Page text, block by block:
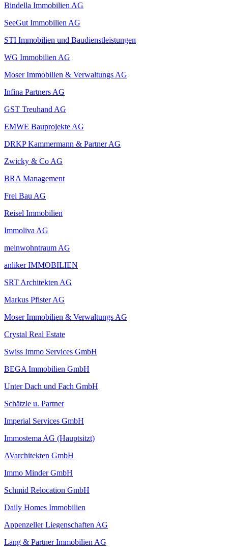
Bindella Immobilien AG
SeeGut Immobilien AG
STI Immobilien und Baudienstleistungen
WG Immobilien AG
Moser Immobilien & Verwaltungs AG
Infina Partners AG
GST Treuhand AG
EMWE Bauprojekte AG
DRKP Kammermann & Partner AG
Zwicky & Co AG
BRA Management
Frei Bau AG
Reisel Immobilien
Immoliva AG
meinwohntraum AG
anliker IMMOBILIEN
SRT Architekten AG
Markus Pfister AG
Moser Immobilien & Verwaltungs AG
Crystal Real Estate
Swiss Immo Services GmbH
BEGA Immobilien GmbH
Unter Dach und Fach GmbH
Schätzle u. Partner
Imperial Services GmbH
Immostema AG (Hauptsitzt)
AVarchitekten GmbH
Immo Minder GmbH
Schmid Relocation GmbH
Daily Homes Immobilien
Appenzeller Liegenschaften AG
Lang & Partner Immobilien AG